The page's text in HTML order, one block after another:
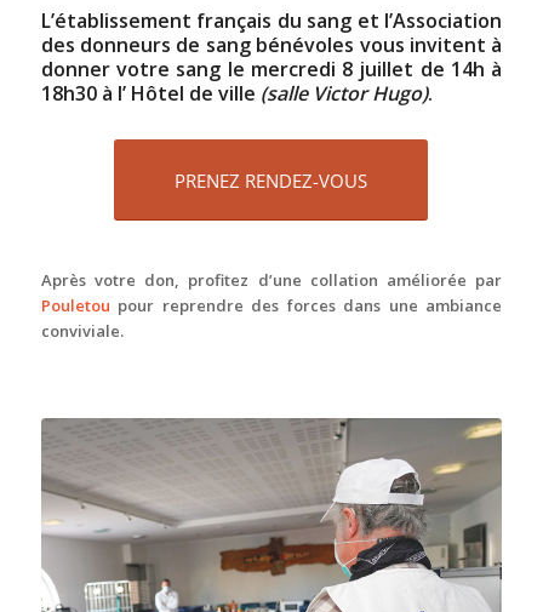
L’établissement français du sang et l’Association
des donneurs de sang bénévoles vous invitent à
donner votre sang le mercredi 8 juillet de 14h à
18h30 à l’ Hôtel de ville (salle Victor Hugo).
PRENEZ RENDEZ-VOUS
Après votre don, profitez d’une collation améliorée par
Pouletou pour reprendre des forces dans une ambiance
conviviale.